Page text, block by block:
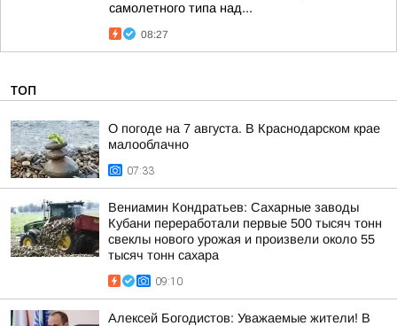
самолетного типа над...
08:27
ТОП
О погоде на 7 августа. В Краснодарском крае
малооблачно
07:33
Вениамин Кондратьев: Сахарные заводы
Кубани переработали первые 500 тысяч тонн
свеклы нового урожая и произвели около 55
тысяч тонн сахара
09:10
Алексей Богодистов: Уважаемые жители! В